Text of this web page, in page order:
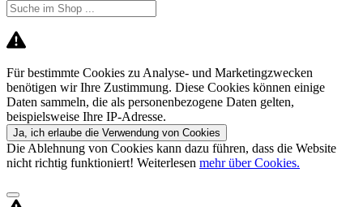
Für bestimmte Cookies zu Analyse- und Marketingzwecken
benötigen wir Ihre Zustimmung. Diese Cookies können einige
Daten sammeln, die als personenbezogene Daten gelten,
beispielsweise Ihre IP-Adresse.
Ja, ich erlaube die Verwendung von Cookies
Die Ablehnung von Cookies kann dazu führen, dass die Website
nicht richtig funktioniert! Weiterlesen mehr über Cookies.